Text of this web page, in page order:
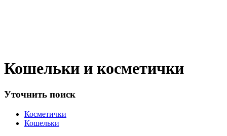
Кошельки и косметички
Уточнить поиск
Косметички
Кошельки